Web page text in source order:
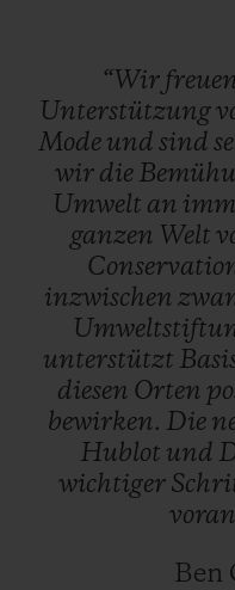
“Wir
Unterstützung
Mode und sind
wir die
Umwelt an
ganzen Welt
inzwischen
unterstützt
diesen Orten
bewirken. Die
Hublot und
wichtiger
Ben